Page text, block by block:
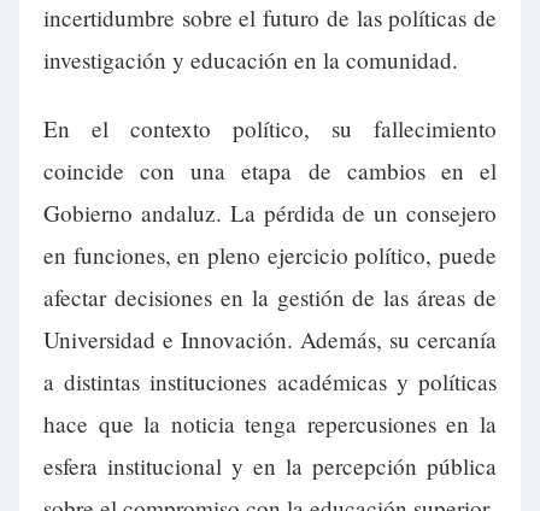
incertidumbre sobre el futuro de las políticas de
investigación y educación en la comunidad.
En el contexto político, su fallecimiento
coincide con una etapa de cambios en el
Gobierno andaluz. La pérdida de un consejero
en funciones, en pleno ejercicio político, puede
afectar decisiones en la gestión de las áreas de
Universidad e Innovación. Además, su cercanía
a distintas instituciones académicas y políticas
hace que la noticia tenga repercusiones en la
esfera institucional y en la percepción pública